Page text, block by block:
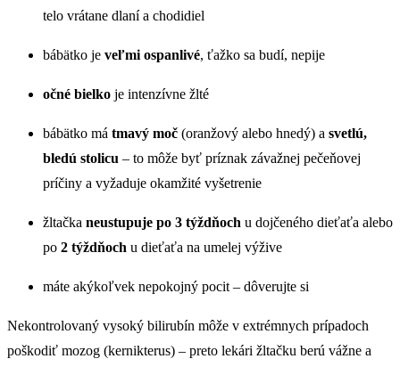
telo vrátane dlaní a chodidiel
bábätko je veľmi ospanlivé, ťažko sa budí, nepije
očné bielko je intenzívne žlté
bábätko má tmavý moč (oranžový alebo hnedý) a svetlú,
bledú stolicu – to môže byť príznak závažnej pečeňovej
príčiny a vyžaduje okamžité vyšetrenie
žltačka neustupuje po 3 týždňoch u dojčeného dieťaťa alebo
po 2 týždňoch u dieťaťa na umelej výžive
máte akýkoľvek nepokojný pocit – dôverujte si
Nekontrolovaný vysoký bilirubín môže v extrémnych prípadoch
poškodiť mozog (kernikterus) – preto lekári žltačku berú vážne a